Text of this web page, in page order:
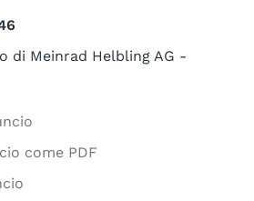
di Meinrad Helbling AG -
come PDF